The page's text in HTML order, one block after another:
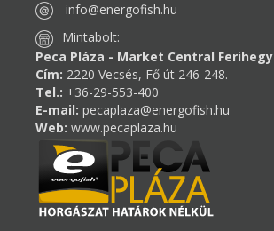
info@energofish.hu
Mintabolt:
Peca Pláza - Market Central Ferihegy
Cím: 2220 Vecsés, Fő út 246-248.
Tel.: +36-29-553-400
E-mail: pecaplaza@energofish.hu
Web: www.pecaplaza.hu